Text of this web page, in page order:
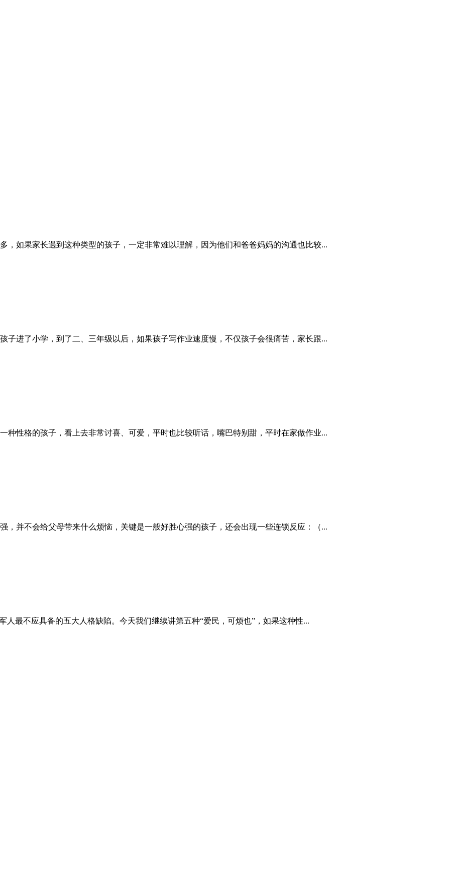
，如果家长遇到这种类型的孩子，一定非常难以理解，因为他们和爸爸妈妈的沟通也比较...
子进了小学，到了二、三年级以后，如果孩子写作业速度慢，不仅孩子会很痛苦，家长跟...
种性格的孩子，看上去非常讨喜、可爱，平时也比较听话，嘴巴特别甜，平时在家做作业...
，并不会给父母带来什么烦恼，关键是一般好胜心强的孩子，还会出现一些连锁反应：（...
人最不应具备的五大人格缺陷。今天我们继续讲第五种“爱民，可烦也”，如果这种性...